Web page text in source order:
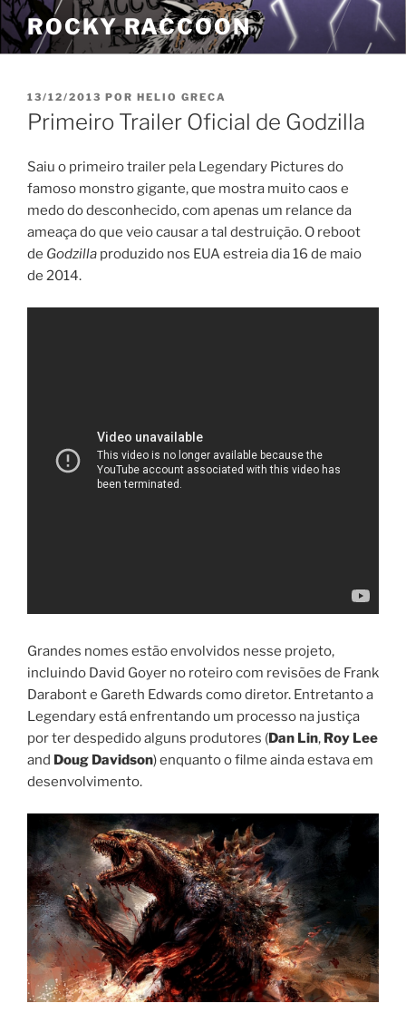
Pular
para
o
ROCKY RACCOON
PUBLICADO
EM
13/12/2013 POR HELIO GRECA
Primeiro Trailer Oficial de Godzilla
Saiu o primeiro trailer pela Legendary Pictures do
famoso monstro gigante, que mostra muito caos e
medo do desconhecido, com apenas um relance da
ameaça do que veio causar a tal destruição. O reboot
de Godzilla produzido nos EUA estreia dia 16 de maio
de 2014.
Grandes nomes estão envolvidos nesse projeto,
incluindo David Goyer no roteiro com revisões de Frank
Darabont e Gareth Edwards como diretor. Entretanto a
Legendary está enfrentando um processo na justiça
por ter despedido alguns produtores (Dan Lin, Roy Lee
and Doug Davidson) enquanto o filme ainda estava em
desenvolvimento.